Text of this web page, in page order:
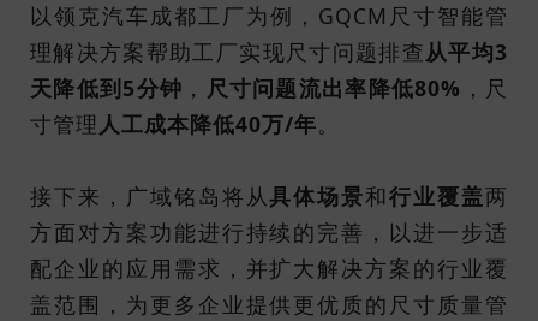
以领克汽车成都工厂为例，GQCM尺寸智能管
理解决方案帮助工厂实现尺寸问题排查从平均3
天降低到5分钟 ， 尺寸问题流出率降低80% ，尺
寸管理 人工成本降低40万/年。
接下来，广域铭岛将从具体场景和行业覆盖两
方面对方案功能进行持续的完善，以进一步适
配企业的应用需求，并扩大解决方案的行业覆
盖范围，为更多企业提供更优质的尺寸质量管